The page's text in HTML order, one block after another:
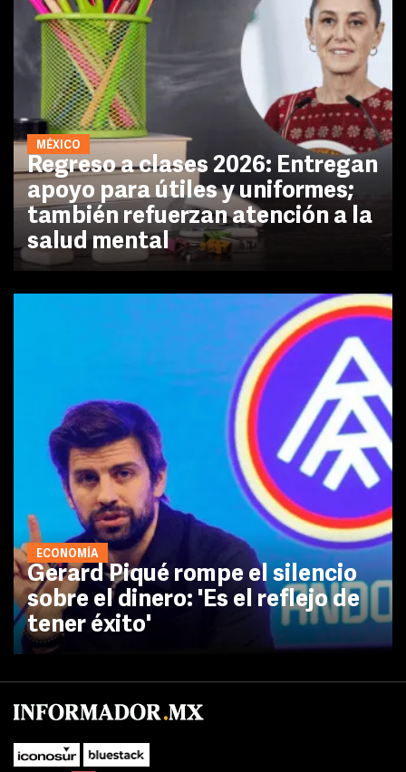
MÉXICO
Regreso a clases 2026: Entregan
apoyo para útiles y uniformes;
también refuerzan atención a la
salud mental
ECONOMÍA
Gerard Piqué rompe el silencio
sobre el dinero: 'Es el reflejo de
tener éxito'